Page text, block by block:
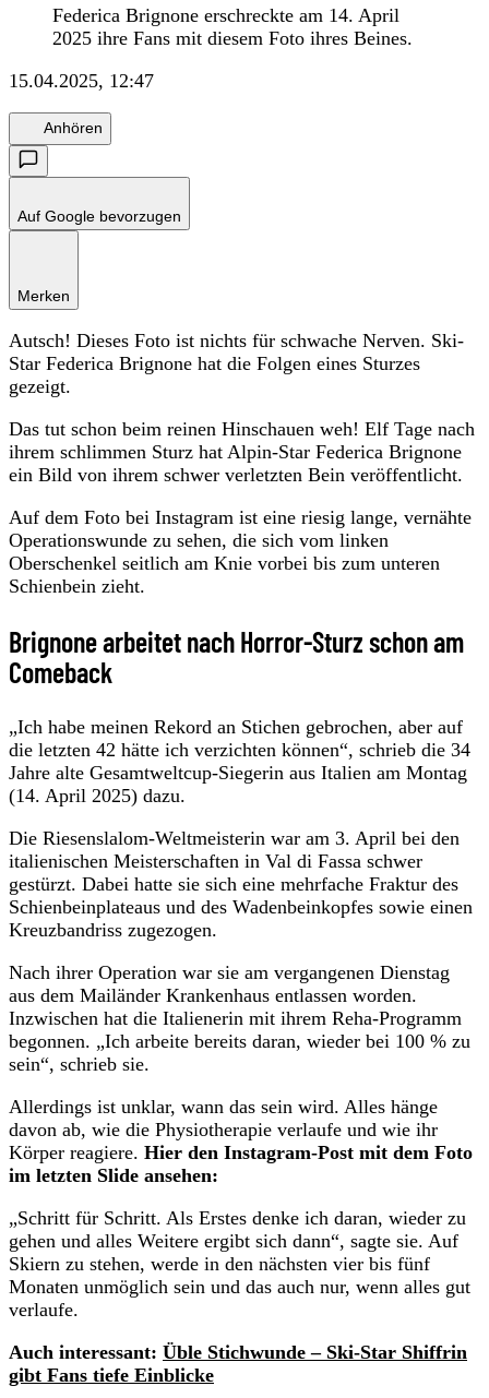
Federica Brignone erschreckte am 14. April
2025 ihre Fans mit diesem Foto ihres Beines.
15.04.2025, 12:47
Anhören
Auf Google bevorzugen
Merken
Autsch! Dieses Foto ist nichts für schwache Nerven. Ski-
Star Federica Brignone hat die Folgen eines Sturzes
gezeigt.
Das tut schon beim reinen Hinschauen weh! Elf Tage nach
ihrem schlimmen Sturz hat Alpin-Star Federica Brignone
ein Bild von ihrem schwer verletzten Bein veröffentlicht.
Auf dem Foto bei Instagram ist eine riesig lange, vernähte
Operationswunde zu sehen, die sich vom linken
Oberschenkel seitlich am Knie vorbei bis zum unteren
Schienbein zieht.
Brignone arbeitet nach Horror-Sturz schon am
Comeback
„Ich habe meinen Rekord an Stichen gebrochen, aber auf
die letzten 42 hätte ich verzichten können“, schrieb die 34
Jahre alte Gesamtweltcup-Siegerin aus Italien am Montag
(14. April 2025) dazu.
Die Riesenslalom-Weltmeisterin war am 3. April bei den
italienischen Meisterschaften in Val di Fassa schwer
gestürzt. Dabei hatte sie sich eine mehrfache Fraktur des
Schienbeinplateaus und des Wadenbeinkopfes sowie einen
Kreuzbandriss zugezogen.
Nach ihrer Operation war sie am vergangenen Dienstag
aus dem Mailänder Krankenhaus entlassen worden.
Inzwischen hat die Italienerin mit ihrem Reha-Programm
begonnen. „Ich arbeite bereits daran, wieder bei 100 % zu
sein“, schrieb sie.
Allerdings ist unklar, wann das sein wird. Alles hänge
davon ab, wie die Physiotherapie verlaufe und wie ihr
Körper reagiere. Hier den Instagram-Post mit dem Foto
im letzten Slide ansehen:
„Schritt für Schritt. Als Erstes denke ich daran, wieder zu
gehen und alles Weitere ergibt sich dann“, sagte sie. Auf
Skiern zu stehen, werde in den nächsten vier bis fünf
Monaten unmöglich sein und das auch nur, wenn alles gut
verlaufe.
Auch interessant: Üble Stichwunde – Ski-Star Shiffrin
gibt Fans tiefe Einblicke